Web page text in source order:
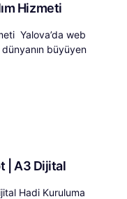
Hizmeti
Yalova’da web
büyüyen
| A3 Dijital
Hadi Kuruluma